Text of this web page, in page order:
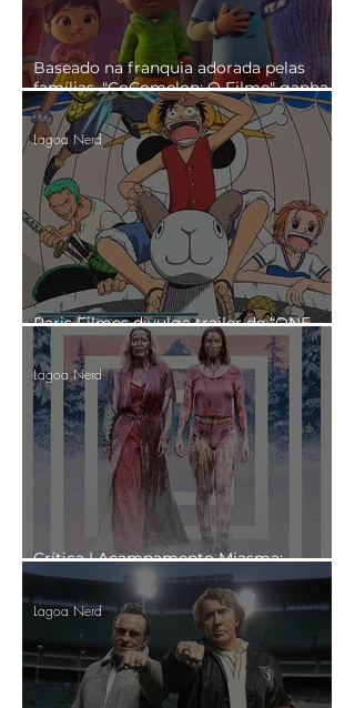
Baseado na franquia adorada pelas
famílias, "CoComelon: O Filme" ganha
primeiro trailer
Paris Filmes divulga trailer de “ONE
PIECE O Filme”
Lagoa Nerd
Crítica | Acampamento Miasma:
Adolescência, Sexo e Morte
Lagoa Nerd
Lagoa Nerd